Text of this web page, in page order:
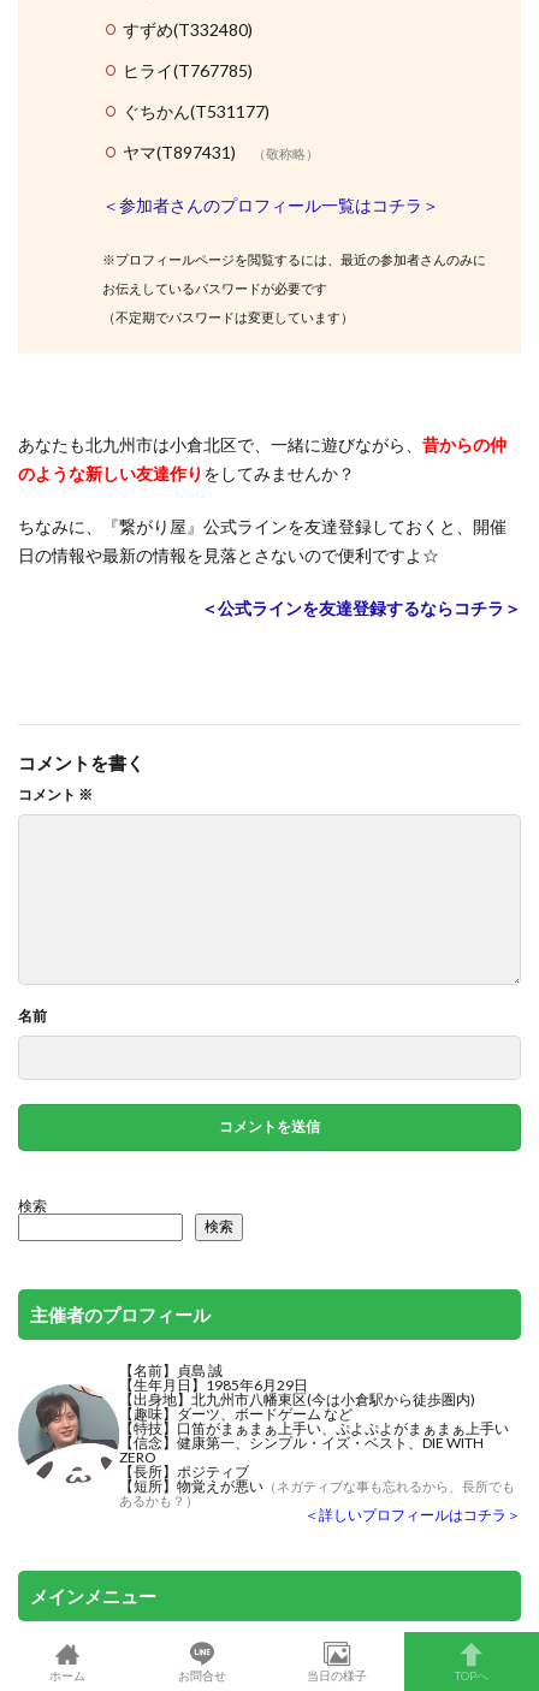
すずめ(T332480)
ヒライ(T767785)
ぐちかん(T531177)
ヤマ(T897431) （敬称略）
＜参加者さんのプロフィール一覧はコチラ＞
※プロフィールページを閲覧するには、最近の参加者さんのみに
お伝えしているパスワードが必要です
（不定期でパスワードは変更しています）
あなたも北九州市は小倉北区で、一緒に遊びながら、 昔からの仲
のような新しい友達作り をしてみませんか？
ちなみに、『繋がり屋』公式ラインを友達登録しておくと、開催
日の情報や最新の情報を見落とさないので便利ですよ☆
＜公式ラインを友達登録するならコチラ＞
コメントを書く
コメント ※
名前
検索
検索
主催者のプロフィール
【名前】貞島 誠
【生年月日】1985年6月29日
【出身地】北九州市八幡東区(今は小倉駅から徒歩圏内)
【趣味】ダーツ、ボードゲーム など
【特技】 口笛がまぁまぁ上手い、ぷよぷよがまぁまぁ上手い
【信念】健康第一、シンプル・イズ・ベスト、DIE WITH
ZERO
【長所】ポジティブ
【短所】物覚えが悪い （ネガティブな事も忘れるから、長所でも
あるかも？）
＜詳しいプロフィールはコチラ＞
メインメニュー
日程＆料金
ホーム お問合せ 当日の様子 TOPへ